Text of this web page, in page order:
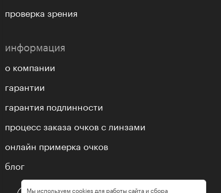
проверка зрения
информация
о компании
гарантии
гарантия подлинности
процесс заказа очков с линзами
онлайн примерка очков
блог
Мы используем cookies для работы сайта и сбора